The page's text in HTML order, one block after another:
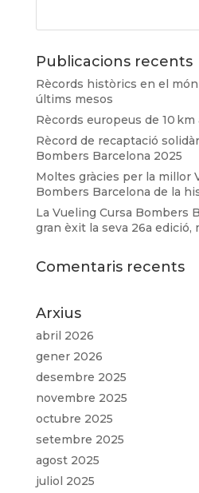
Publicacions recents
Rècords històrics en el
últims mesos
Rècords europeus de 10 km
Rècord de recaptació
Bombers Barcelona 2025
Moltes gràcies per la millor
Bombers Barcelona de la
La Vueling Cursa Bombers
gran èxit la seva 26a edició,
Comentaris recents
Arxius
abril 2026
gener 2026
desembre 2025
novembre 2025
octubre 2025
setembre 2025
agost 2025
juliol 2025